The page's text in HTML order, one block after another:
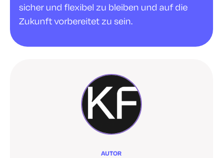
sicher und flexibel zu bleiben und auf die
Zukunft vorbereitet zu sein.
AUTOR